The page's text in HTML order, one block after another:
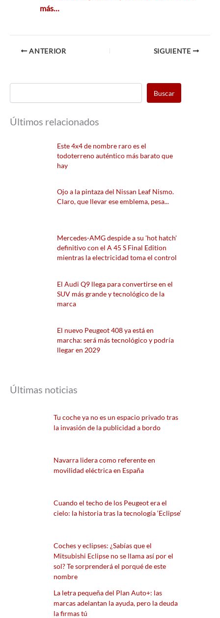
más…
ANTERIOR SIGUIENTE
Buscar
Últimos relacionados
Este 4x4 de nombre raro es el
todoterreno auténtico más barato que
hay
Ojo a la pintaza del Nissan Leaf Nismo.
Claro, que llevar ese emblema, pesa...
Mercedes-AMG despide a su 'hot hatch'
definitivo con el A 45 S Final Edition
mientras la electricidad toma el control
El Audi Q9 llega para convertirse en el
SUV más grande y tecnológico de la
marca
El nuevo Peugeot 408 ya está en
marcha: será más tecnológico y podría
llegar en 2029
Últimas noticias
Tu coche ya no es un espacio privado tras
la invasión de la publicidad a bordo
Navarra lidera como referente en
movilidad eléctrica en España
Cuando el techo de los Peugeot era el
cielo: la historia tras la tecnología ‘Eclipse’
Coches y eclipses: ¿Sabías que el
Mitsubishi Eclipse no se llama así por el
sol? Te sorprenderá el porqué de este
nombre
La letra pequeña del Plan Auto+: las
marcas adelantan la ayuda, pero la deuda
la firmas tú